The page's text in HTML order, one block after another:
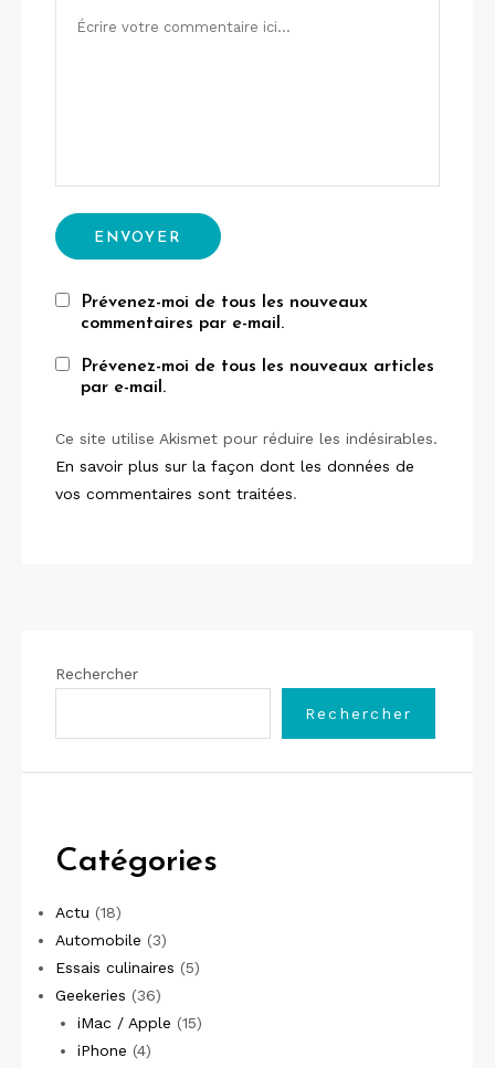
Prévenez-moi de tous les nouveaux
commentaires par e-mail.
Prévenez-moi de tous les nouveaux articles
par e-mail.
Ce site utilise Akismet pour réduire les indésirables.
En savoir plus sur la façon dont les données de
vos commentaires sont traitées.
Rechercher
Rechercher
Catégories
Actu (18)
Automobile (3)
Essais culinaires (5)
Geekeries (36)
iMac / Apple (15)
iPhone (4)